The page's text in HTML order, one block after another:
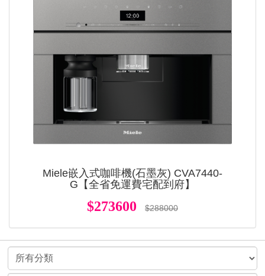
Miele嵌入式咖啡機(石墨灰) CVA7440-
G【全省免運費宅配到府】
$273600 $288000